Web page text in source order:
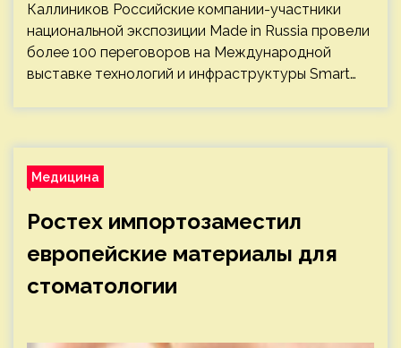
Каллиников Российские компании-участники
национальной экспозиции Made in Russia провели
более 100 переговоров на Международной
выставке технологий и инфраструктуры Smart…
Медицина
Ростех импортозаместил
европейские материалы для
стоматологии